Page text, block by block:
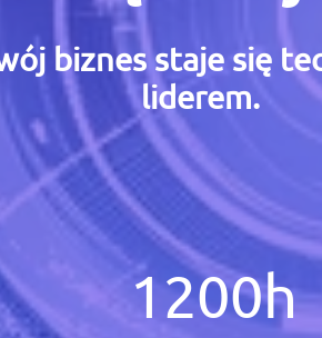
biznes staje się
liderem.
1200h